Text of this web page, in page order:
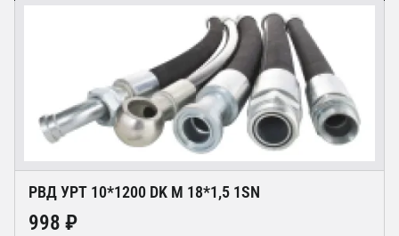
РВД УРТ 10*1200 DK М 18*1,5 1SN
998 ₽